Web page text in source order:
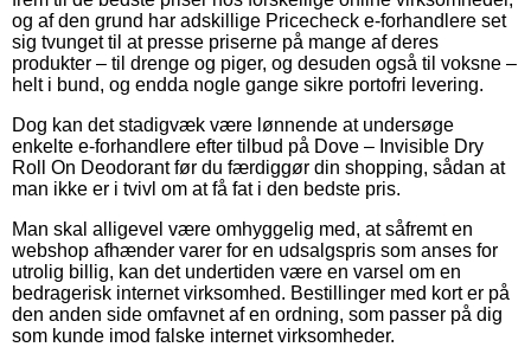
og af den grund har adskillige Pricecheck e-forhandlere set
sig tvunget til at presse priserne på mange af deres
produkter – til drenge og piger, og desuden også til voksne –
helt i bund, og endda nogle gange sikre portofri levering.
Dog kan det stadigvæk være lønnende at undersøge
enkelte e-forhandlere efter tilbud på Dove – Invisible Dry
Roll On Deodorant før du færdiggør din shopping, sådan at
man ikke er i tvivl om at få fat i den bedste pris.
Man skal alligevel være omhyggelig med, at såfremt en
webshop afhænder varer for en udsalgspris som anses for
utrolig billig, kan det undertiden være en varsel om en
bedragerisk internet virksomhed. Bestillinger med kort er på
den anden side omfavnet af en ordning, som passer på dig
som kunde imod falske internet virksomheder.